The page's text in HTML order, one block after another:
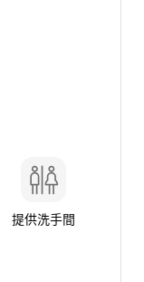
提供洗手間